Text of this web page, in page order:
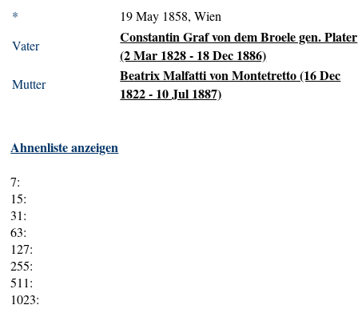
*
19 May 1858, Wien
Vater
Constantin Graf von dem Broele gen. Plater
(2 Mar 1828 - 18 Dec 1886)
Mutter
Beatrix Malfatti von Montetretto (16 Dec
1822 - 10 Jul 1887)
Ahnenliste anzeigen
7:
15:
31:
63:
127:
255:
511:
1023: